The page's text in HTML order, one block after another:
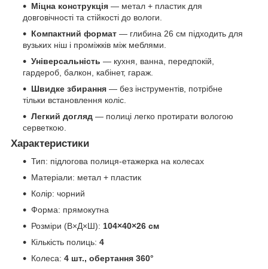
Міцна конструкція — метал + пластик для
довговічності та стійкості до вологи.
Компактний формат — глибина 26 см підходить для
вузьких ніш і проміжків між меблями.
Універсальність — кухня, ванна, передпокій,
гардероб, балкон, кабінет, гараж.
Швидке збирання — без інструментів, потрібне
тільки встановлення коліс.
Легкий догляд — полиці легко протирати вологою
серветкою.
Характеристики
Тип: підлогова полиця-етажерка на колесах
Матеріали: метал + пластик
Колір: чорний
Форма: прямокутна
Розміри (В×Д×Ш): 104×40×26 см
Кількість полиць: 4
Колеса: 4 шт., обертання 360°